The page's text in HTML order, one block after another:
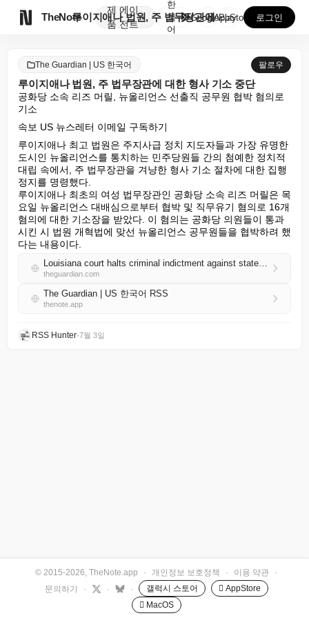
TheNote
제
품
에이
전트
루이지애나 법원, 주 법무장관에 대한 형사 기소 중단
한
국
어
GooglePlay
AppStore 로그인
The Guardian | US 한국어 팔로우
루이지애나 법원, 주 법무장관에 대한 형사 기소 중단
공화당 소속 리즈 머릴, 뉴올리언스 선출직 공무원 협박 혐의로
기소
속보 US 뉴스레터 이메일 구독하기
루이지애나 최고 법원은 주지사급 정치 지도자들과 가장 유명한
도시인 뉴올리언스를 통치하는 민주당원들 간의 첨예한 정치적
대립 속에서, 주 법무장관을 겨냥한 형사 기소 절차에 대한 집행
정지를 명령했다.
루이지애나 최초의 여성 법무장관인 공화당 소속 리즈 머릴은 목
요일 뉴올리언스 대배심으로부터 협박 및 직무유기 혐의로 16개
혐의에 대한 기소장을 받았다. 이 혐의는 공화당 의원들이 통과
시킨 시 법원 개혁법에 맞선 뉴올리언스 공무원들을 협박하려 했
다는 내용이다.
Louisiana court halts criminal indictment against state attorney general
theguardian.com
The Guardian | US 한국어 RSS
thenote.app
RSS Hunter•7월 3일
© 2015-2026, TheNote.app · 개인정보 보호정책 · 이용 약관
·
문의하기
· · · 갤럭시 스토어
 AppStore
 MacOS